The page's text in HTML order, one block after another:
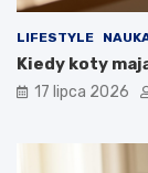
LIFESTYLE
Kiedy koty
17 lipca 2026